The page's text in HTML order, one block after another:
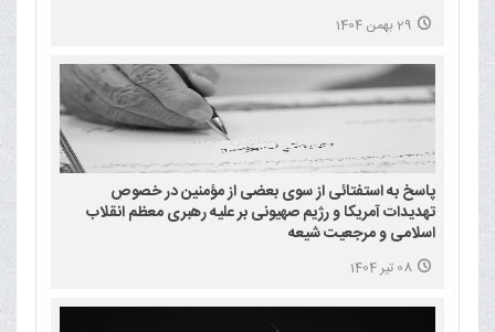
29 بهمن 1404
پاسخ به استفتائی از سوی بعضی از مؤمنین در خصوص
تهدیدات آمریکا و رژیم صهیونی بر علیه رهبری معظم انقلاب
اسلامی و مرجعیت شیعه
08 تیر 1404